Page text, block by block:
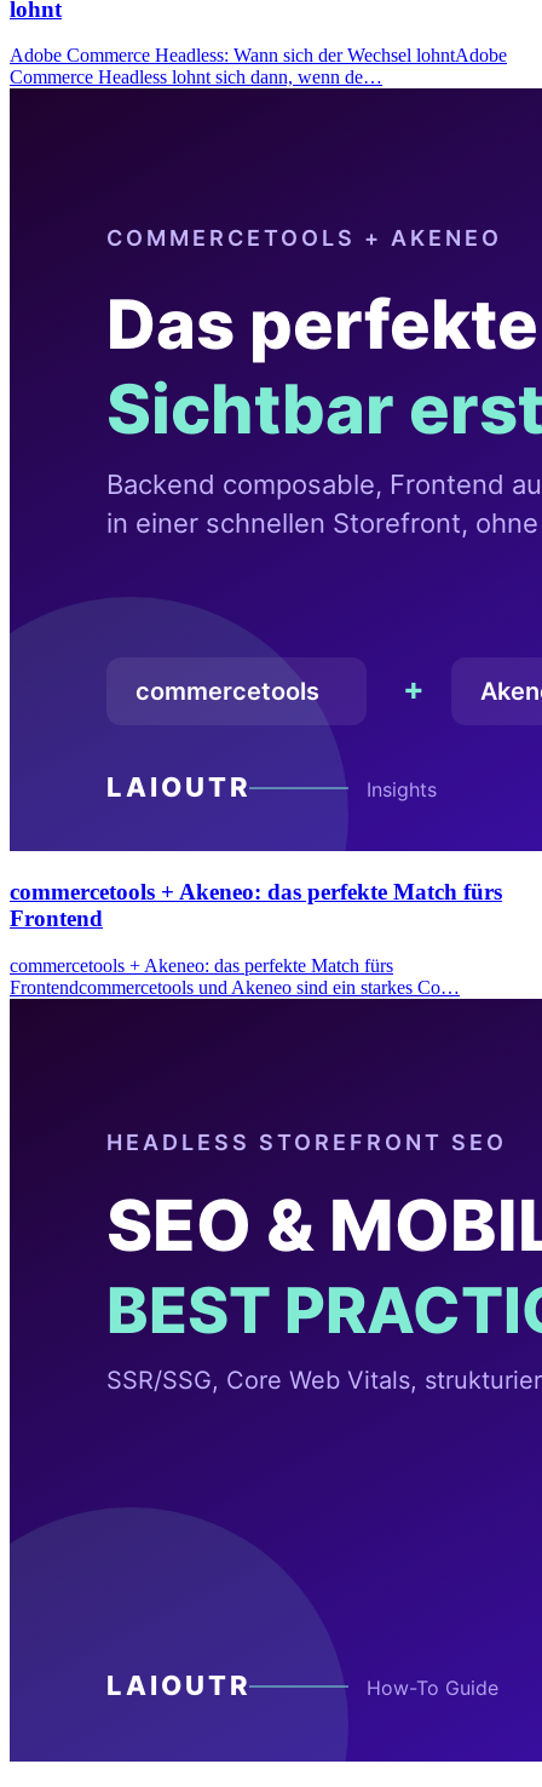
lohnt
Adobe Commerce Headless: Wann sich der Wechsel lohntAdobe
Commerce Headless lohnt sich dann, wenn de…
commercetools + Akeneo: das perfekte Match fürs
Frontend
commercetools + Akeneo: das perfekte Match fürs
Frontendcommercetools und Akeneo sind ein starkes Co…